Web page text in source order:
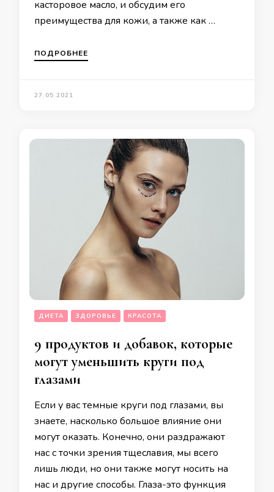
касторовое масло, и обсудим его
преимущества для кожи, а также как …
ПОДРОБНЕЕ
27.05.2021
ДИЕТА ЗДОРОВЬЕ КРАСОТА
9 продуктов и добавок, которые
могут уменьшить круги под
глазами
Если у вас темные круги под глазами, вы
знаете, насколько большое влияние они
могут оказать. Конечно, они раздражают
нас с точки зрения тщеславия, мы всего
лишь люди, но они также могут носить на
нас и другие способы. Глаза-это функция